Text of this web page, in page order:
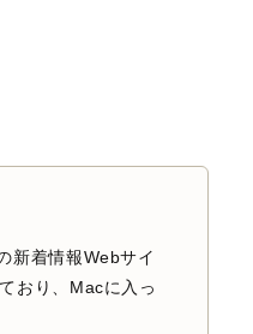
新着情報Webサイ
おり、Macに入っ